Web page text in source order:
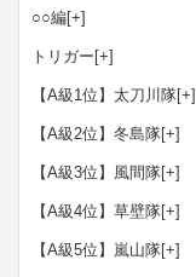
○○編[+]
トリガー[+]
【A級1位】太刀川隊[+]
【A級2位】冬島隊[+]
【A級3位】風間隊[+]
【A級4位】草壁隊[+]
【A級5位】嵐山隊[+]